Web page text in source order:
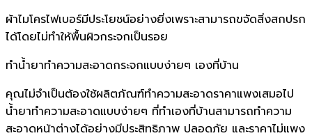
ผ้าไมโครไฟเบอร์มีประโยชน์อย่างยิ่งเพราะสามารถขจัดสิ่งสกปรก
ได้โดยไม่ทำให้พื้นผิวกระจกเป็นรอย
ทำน้ำยาทำความสะอาดกระจกแบบง่ายๆ เองที่บ้าน
คุณไม่จำเป็นต้องใช้ผลิตภัณฑ์ทำความสะอาดราคาแพงเสมอไป
น้ำยาทำความสะอาดแบบง่ายๆ ที่ทำเองที่บ้านสามารถทำความ
สะอาดหน้าต่างได้อย่างมีประสิทธิภาพ ปลอดภัย และราคาไม่แพง